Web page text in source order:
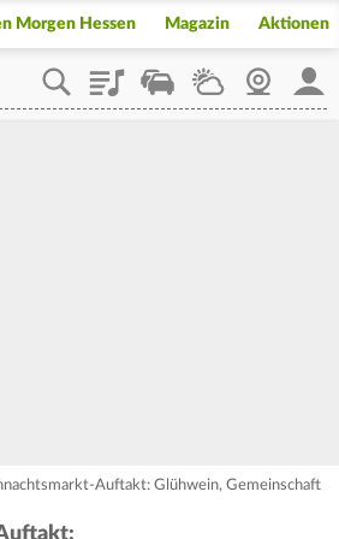
Morgen Hessen Magazin Aktionen
PlaylistStaupilotWetterWebcam
Auftakt: Glühwein, Gemeinschaft